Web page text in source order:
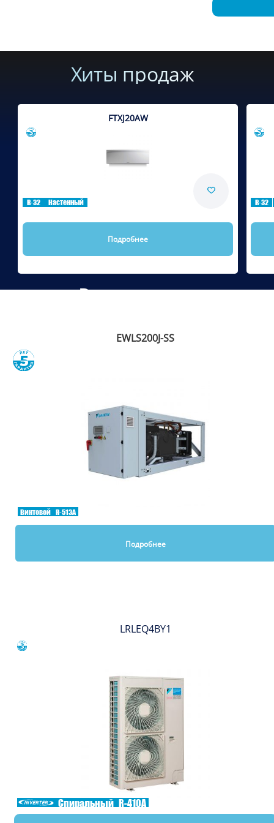
Хиты продаж
FTXJ20AW
R-32 Настенный
Подробнее
R-32
Рекомендуем
EWLS200J-SS
Винтовой R-513A
Подробнее
LRLEQ4BY1
Спиральный R-410A